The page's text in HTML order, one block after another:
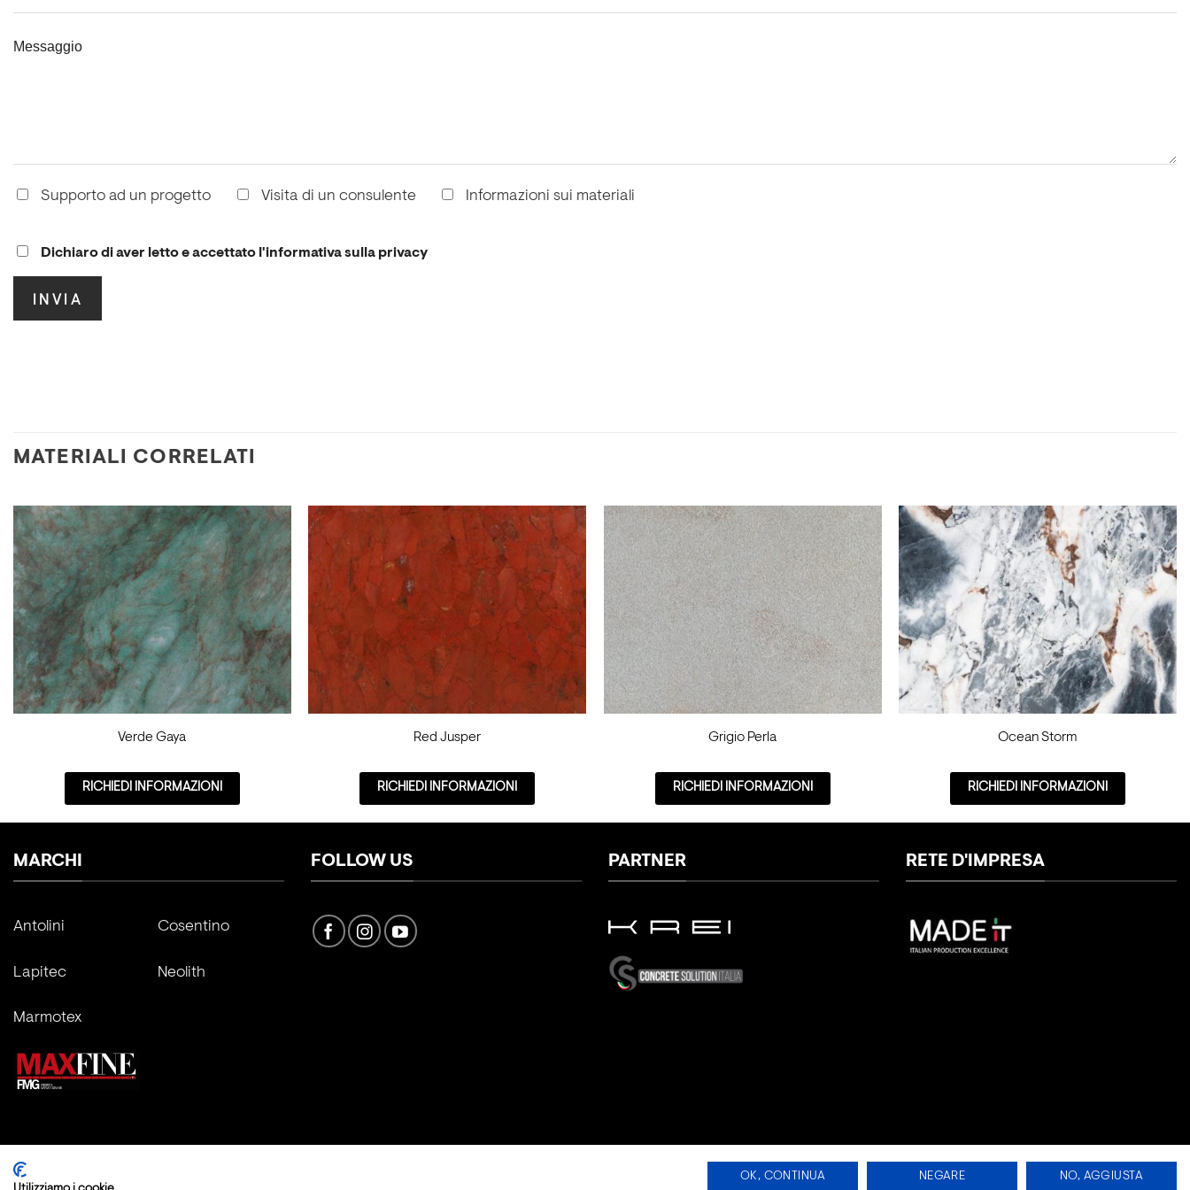
Messaggio
Supporto ad un progetto Visita di un consulente Informazioni sui materiali
Dichiaro di aver letto e accettato l'informativa sulla privacy
MATERIALI CORRELATI
Verde Gaya
RICHIEDI INFORMAZIONI
Red Jusper
RICHIEDI INFORMAZIONI
Grigio Perla
RICHIEDI INFORMAZIONI
Ocean Storm
RICHIEDI INFORMAZIONI
MARCHI
Antolini
Lapitec
Marmotex
Cosentino
Neolith
FOLLOW US PARTNER RETE D'IMPRESA
Copyright 2026 © OK, CONTINUA NEGARE NO, AGGIUSTA